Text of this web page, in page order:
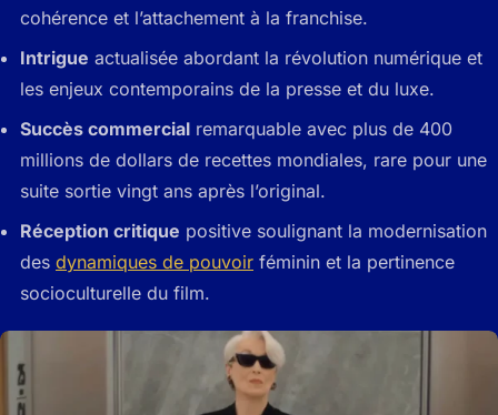
cohérence et l’attachement à la franchise.
Intrigue actualisée abordant la révolution numérique et
les enjeux contemporains de la presse et du luxe.
Succès commercial remarquable avec plus de 400
millions de dollars de recettes mondiales, rare pour une
suite sortie vingt ans après l’original.
Réception critique positive soulignant la modernisation
des dynamiques de pouvoir féminin et la pertinence
socioculturelle du film.